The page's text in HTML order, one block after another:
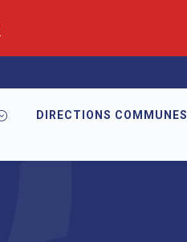
DIRECTIONS COMMUNES
Oncologie thoracique et générale